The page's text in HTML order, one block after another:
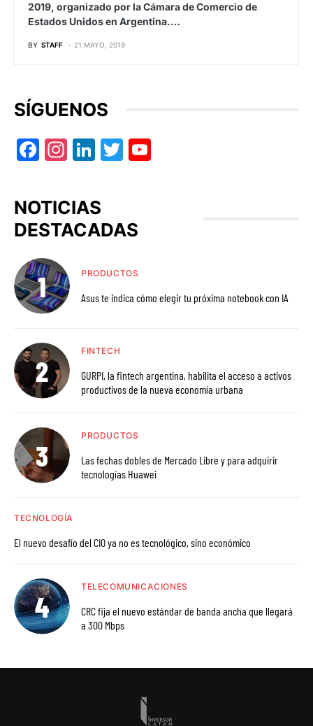
2019, organizado por la Cámara de Comercio de
Estados Unidos en Argentina.…
BY STAFF 21 MAYO, 2019
SÍGUENOS
Facebook
Instagram
LinkedIn
Twitter
NOTICIAS
DESTACADAS
PRODUCTOS
Asus te indica cómo elegir tu próxima notebook con IA
FINTECH
GURPI, la fintech argentina, habilita el acceso a activos
productivos de la nueva economía urbana
PRODUCTOS
Las fechas dobles de Mercado Libre y para adquirir
tecnologías Huawei
TECNOLOGÍA
El nuevo desafío del CIO ya no es tecnológico, sino económico
TELECOMUNICACIONES
CRC fija el nuevo estándar de banda ancha que llegará
a 300 Mbps